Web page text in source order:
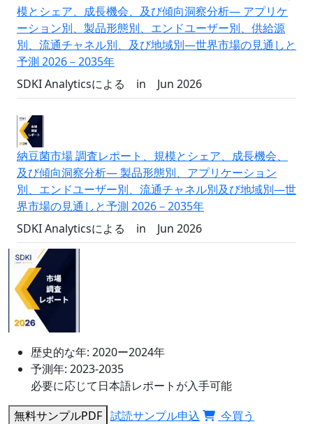
模とシェア、成長機会、及び傾向洞察分析― アプリケ
ーション別、製品形態別、エンドユーザー別、供給源
別、流通チャネル別、及び地域別―世界市場の見通しと
予測 2026－2035年
SDKI Analyticsによる
in Jun 2026
納豆菌市場 調査レポート、規模とシェア、成長機会、
及び傾向洞察分析― 製品形態別、アプリケーション
別、エンドユーザー別、流通チャネル別及び地域別―世
界市場の見通しと予測 2026－2035年
SDKI Analyticsによる
in Jun 2026
歴史的な年: 2020ー2024年
予測年: 2023-2035
必要に応じて日本語レポートが入手可能
無料サンプルPDF 試読サンプル申込 今買う